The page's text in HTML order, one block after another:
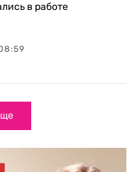
в работе